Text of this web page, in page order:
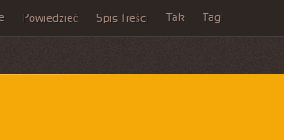
Powiedzieć Spis Treści Tak Tagi